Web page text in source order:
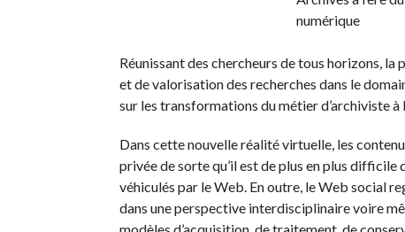
Réunissant des chercheurs de tous horizons, la
et de valorisation des recherches dans le
sur les transformations du métier d’archiviste à
Dans cette nouvelle réalité virtuelle, les
privée de sorte qu’il est de plus en plus
véhiculés par le Web. En outre, le Web social
dans une perspective interdisciplinaire voire